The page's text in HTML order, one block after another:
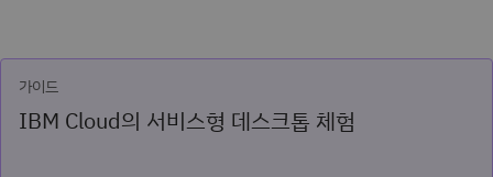
가이드
IBM Cloud의 서비스형 데스크톱 체험